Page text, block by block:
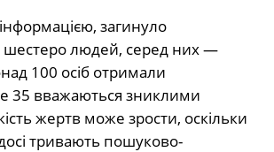
загинуло
людей, серед них —
100 осіб отримали
35 вважаються зниклими
жертв може зрости, оскільки
тривають пошуково-